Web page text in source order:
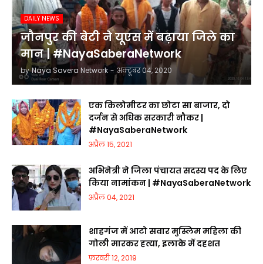
DAILY NEWS
जौनपुर की बेटी ने यूएस में बढ़ाया जिले का
मान | #NayaSaberaNetwork
by Naya Savera Network - अक्टूबर 04, 2020
एक किलोमीटर का छोटा सा बाजार, दो
दर्जन से अधिक सरकारी नौकर |
#NayaSaberaNetwork
अप्रैल 15, 2021
अभिनेत्री ने जिला पंचायत सदस्य पद के लिए
किया नामांकन | #NayaSaberaNetwork
अप्रैल 04, 2021
शाहगंज में आटो सवार मुस्लिम महिला की
गोली मारकर हत्या, इलाके में दहशत
फ़रवरी 12, 2019